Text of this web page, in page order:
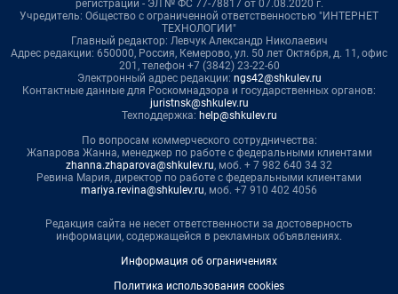
регистрации - ЭЛ № ФС 77-78817 от 07.08.2020 г.
Учредитель: Общество с ограниченной ответственностью "ИНТЕРНЕТ
ТЕХНОЛОГИИ"
Главный редактор: Левчук Александр Николаевич
Адрес редакции: 650000, Россия, Кемерово, ул. 50 лет Октября, д. 11, офис
201, телефон +7 (3842) 23-22-60
Электронный адрес редакции: ngs42@shkulev.ru
Контактные данные для Роскомнадзора и государственных органов:
juristnsk@shkulev.ru
Техподдержка: help@shkulev.ru
По вопросам коммерческого сотрудничества:
Жапарова Жанна, менеджер по работе с федеральными клиентами
zhanna.zhaparova@shkulev.ru, моб. + 7 982 640 34 32
Ревина Мария, директор по работе с федеральными клиентами
mariya.revina@shkulev.ru, моб. +7 910 402 4056
Редакция сайта не несет ответственности за достоверность
информации, содержащейся в рекламных объявлениях.
Информация об ограничениях
Политика использования cookies